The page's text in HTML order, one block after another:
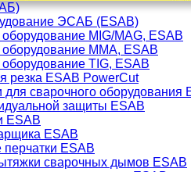
ЭСАБ (ESAB)
MIG/MAG, ESAB
ММА, ESAB
TIG, ESAB
резка ESAB PowerCut
для сварочного оборудования
защиты ESAB
ESAB
ESAB
ESAB
сварочных дымов ESAB